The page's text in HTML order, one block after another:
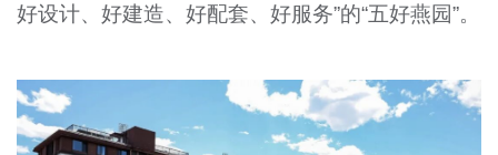
好设计、好建造、好配套、好服务”的“五好燕园”。